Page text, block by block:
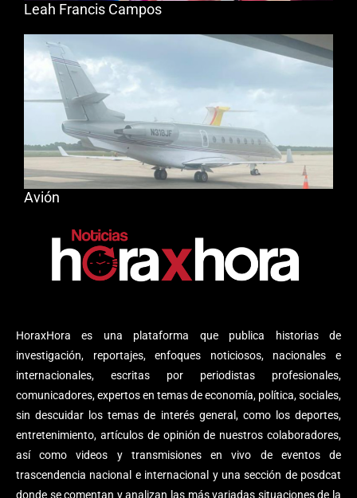
HoraxHora es una plataforma que publica historias de
investigación, reportajes, enfoques noticiosos, nacionales e
internacionales, escritas por periodistas profesionales,
comunicadores, expertos en temas de economía, política, sociales,
sin descuidar los temas de interés general, como los deportes,
entretenimiento, artículos de opinión de nuestros colaboradores,
así como videos y transmisiones en vivo de eventos de
trascendencia nacional e internacional y una sección de posdcat
donde se comentan y analizan las más variadas situaciones de la
Leah Francis Campos
Avión